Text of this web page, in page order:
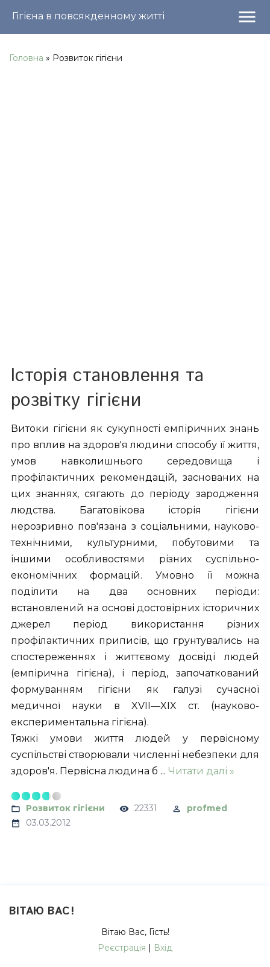
Гігієна в повсякденному житті menu
Головна » Розвиток гігієни
Історія становлення та
розвітку гігієни
Витоки гігієни як сукупності емпіричних знань
про вплив на здоров'я людини способу її життя,
умов навколишнього середовища і
профілактичних рекомендацій, заснованих на
цих знаннях, сягають до періоду зародження
людства. Багатовікова історія гігієни
нерозривно пов'язана з соціальними, науково-
технічними, культурними, побутовими та
іншими особливостями різних суспільно-
економічних формацій. Умовно її можна
поділити на два основних періоди:
встановлений на основі достовірних історичних
джерел період використання різних
профілактичних приписів, що грунтувались на
спостереженнях і життєвому досвіді людей
(емпірична гігієна), і період, започаткований
формуванням гігієни як галузі сучасної
медичної науки в XVII—XIX ст. (науково-
експериментальна гігієна).
Тяжкі умови життя людей у первісному
суспільстві створювали численні небезпеки для
здоров'я. Первісна людина б ... Читати далі »
Розвиток гігієни 22331
profmed
03.03.2012
ВІТАЮ ВАС!
Вітаю Вас, Гість!
Реєстрація | Вхід